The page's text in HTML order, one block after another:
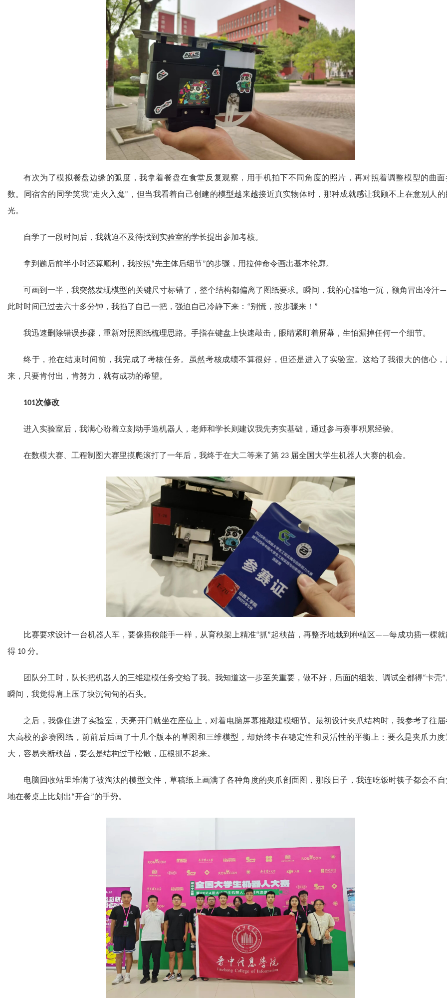
有次为了模拟餐盘边缘的弧度，我拿着餐盘在食堂反复观察，用手机拍下不同角度的照片，再对照着调整模型的曲面
数。同宿舍的同学笑我“走火入魔” ，但当我看着自己创建的模型越来越接近真实物体时，那种成就感让我顾不上在意别人的
光。
自学了一段时间后，我就迫不及待找到实验室的学长提出参加考核。
拿到题后前半小时还算顺利，我按照“先主体后细节”的步骤，用拉伸命令画出基本轮廓。
可画到一半，我突然发现模型的关键尺寸标错了，整个结构都偏离了图纸要求。瞬间，我的心猛地一沉，额角冒出冷汗
此时时间已过去六十多分钟，我掐了自己一把，强迫自己冷静下来： “别慌，按步骤来！ ”
我迅速删除错误步骤，重新对照图纸梳理思路。手指在键盘上快速敲击，眼睛紧盯着屏幕，生怕漏掉任何一个细节。
终于，抢在结束时间前，我完成了考核任务。虽然考核成绩不算很好，但还是进入了实验室。这给了我很大的信心，
来，只要肯付出，肯努力，就有成功的希望。
101次修改
进入实验室后，我满心盼着立刻动手造机器人，老师和学长则建议我先夯实基础，通过参与赛事积累经验。
在数模大赛、工程制图大赛里摸爬滚打了一年后，我终于在大二等来了第 23 届全国大学生机器人大赛的机会。
比赛要求设计一台机器人车，要像插秧能手一样，从育秧架上精准“抓”起秧苗，再整齐地栽到种植区——每成功插一棵就
得 10 分。
团队分工时，队长把机器人的三维建模任务交给了我。我知道这一步至关重要，做不好，后面的组装、调试全都得“卡壳”
瞬间，我觉得肩上压了块沉甸甸的石头。
之后，我像住进了实验室，天亮开门就坐在座位上，对着电脑屏幕推敲建模细节。最初设计夹爪结构时，我参考了往届
大高校的参赛图纸，前前后后画了十几个版本的草图和三维模型，却始终卡在稳定性和灵活性的平衡上：要么是夹爪力度
大，容易夹断秧苗，要么是结构过于松散，压根抓不起来。
电脑回收站里堆满了被淘汰的模型文件，草稿纸上画满了各种角度的夹爪剖面图，那段日子，我连吃饭时筷子都会不自
地在餐桌上比划出“开合”的手势。